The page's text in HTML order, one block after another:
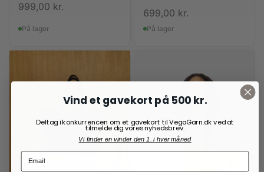
999,00 kr.
På lager
699,00 kr.
På lager
Vind et gavekort på 500 kr.
Deltag i konkurrencen om et gavekort til VegaGarn.dk ved at
tilmelde dig vores nyhedsbrev.
Vi finder en vinder den 1. i hver måned